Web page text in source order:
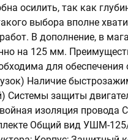
осилить, так как
выбора вполне
В дополнение, в
на 125 мм.
для обеспечения
Наличие
Системы защиты
изоляция провода
Общий вид УШМ-